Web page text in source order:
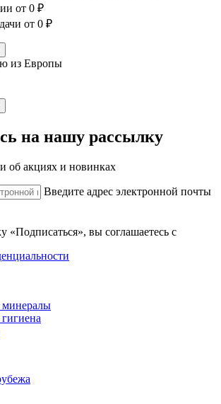
от 0 ₽
от 0 ₽
из Европы
на нашу рассылку
об акциях и новинках
Введите адрес электронной почты
«Подписаться», вы соглашаетесь с